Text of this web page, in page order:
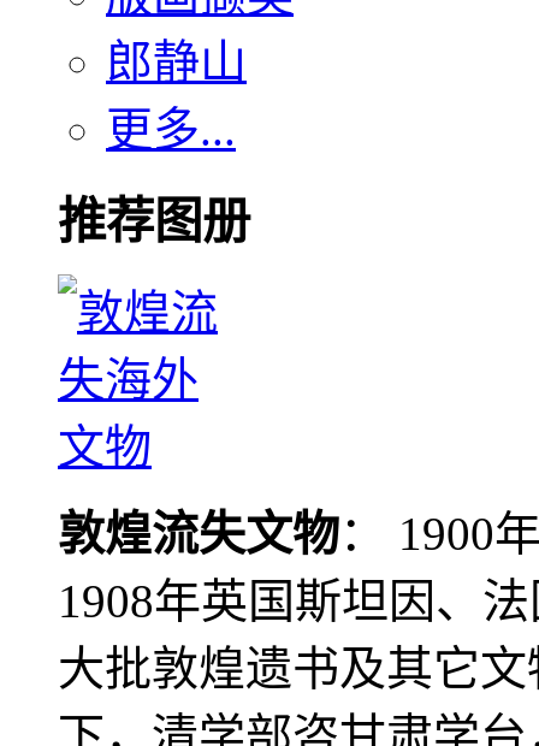
郎静山
更多...
推荐图册
敦煌流失文物： 1900
1908年英国斯坦因、
大批敦煌遗书及其它